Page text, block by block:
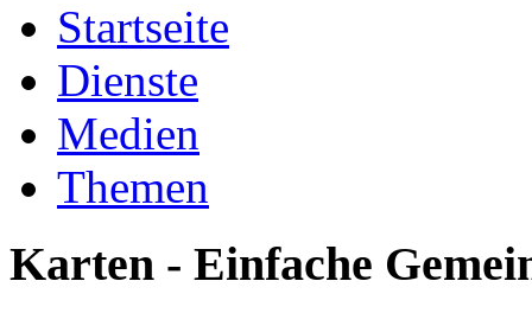
Startseite
Dienste
Medien
Themen
Karten - Einfache